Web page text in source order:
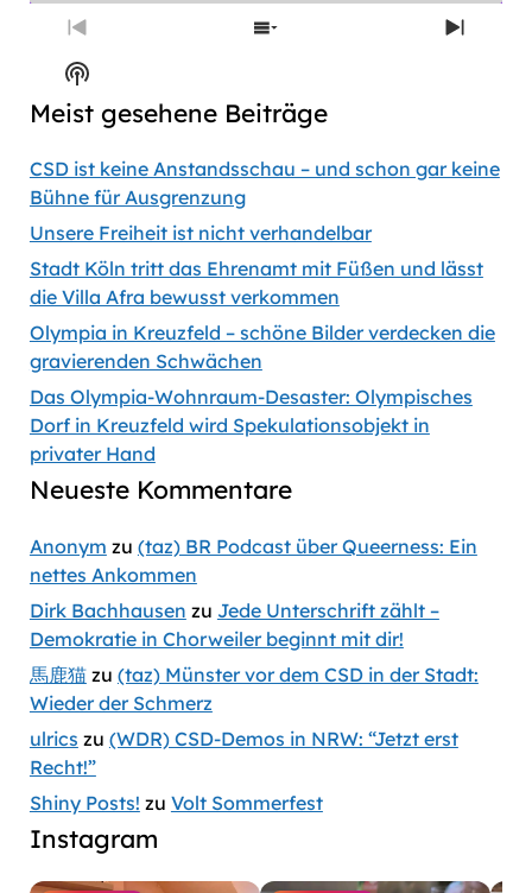
Previous
Episode
Show
Next
Show
Podcast
Information
Meist gesehene Beiträge
CSD ist keine Anstandsschau – und schon gar keine
Bühne für Ausgrenzung
Unsere Freiheit ist nicht verhandelbar
Stadt Köln tritt das Ehrenamt mit Füßen und lässt
die Villa Afra bewusst verkommen
Olympia in Kreuzfeld – schöne Bilder verdecken die
gravierenden Schwächen
Das Olympia-Wohnraum-Desaster: Olympisches
Dorf in Kreuzfeld wird Spekulationsobjekt in
privater Hand
Neueste Kommentare
Anonym zu (taz) BR Podcast über Queerness: Ein
nettes Ankommen
Dirk Bachhausen zu Jede Unterschrift zählt –
Demokratie in Chorweiler beginnt mit dir!
馬鹿猫zu (taz) Münster vor dem CSD in der Stadt:
Wieder der Schmerz
ulrics zu (WDR) CSD-Demos in NRW: “Jetzt erst
Recht!”
Shiny Posts! zu Volt Sommerfest
Instagram